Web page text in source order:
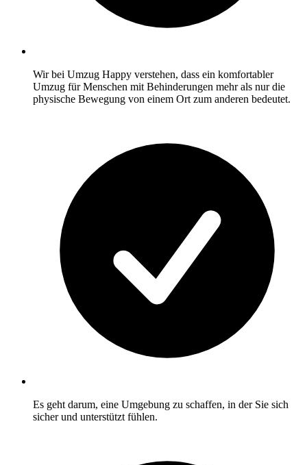
Wir bei Umzug Happy verstehen, dass ein komfortabler
Umzug für Menschen mit Behinderungen mehr als nur die
physische Bewegung von einem Ort zum anderen bedeutet.
Es geht darum, eine Umgebung zu schaffen, in der Sie sich
sicher und unterstützt fühlen.